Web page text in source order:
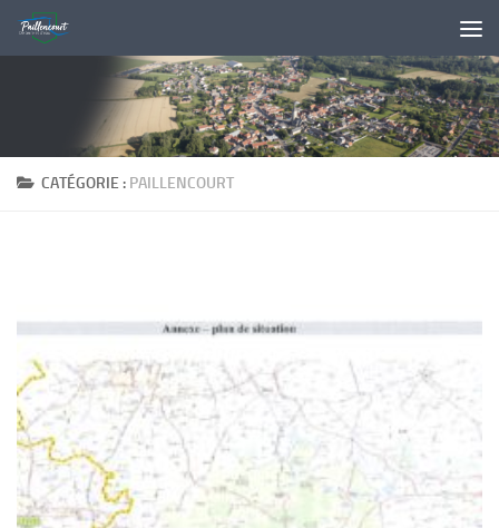
Skip to content
CATÉGORIE : PAILLENCOURT